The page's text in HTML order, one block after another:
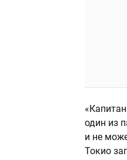
один из
и не
Токио